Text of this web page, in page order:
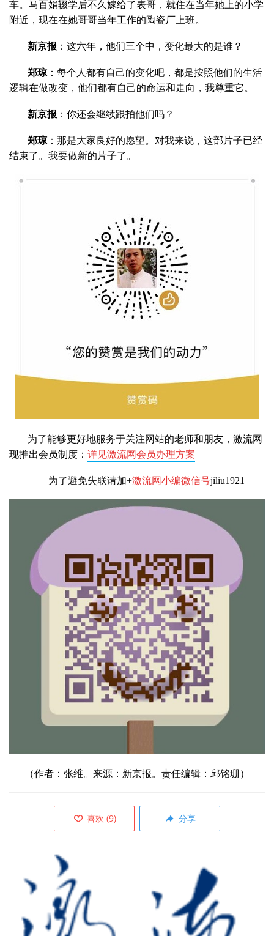
车。马百娟辍学后不久嫁给了表哥，就住在当年她上的小学
附近，现在在她哥哥当年工作的陶瓷厂上班。
新京报 ：这六年，他们三个中，变化最大的是谁？
郑琼 ：每个人都有自己的变化吧，都是按照他们的生活
逻辑在做改变，他们都有自己的命运和走向，我尊重它。
新京报 ：你还会继续跟拍他们吗？
郑琼 ：那是大家良好的愿望。对我来说，这部片子已经
结束了。我要做新的片子了。
为了能够更好地服务于关注网站的老师和朋友，激流网
现推出会员制度： 详见激流网会员办理方案
为了避免失联请加+激流网小编微信号jiliu1921
（作者：张维。来源：新京报。责任编辑：邱铭珊）
喜欢 (9) 分享